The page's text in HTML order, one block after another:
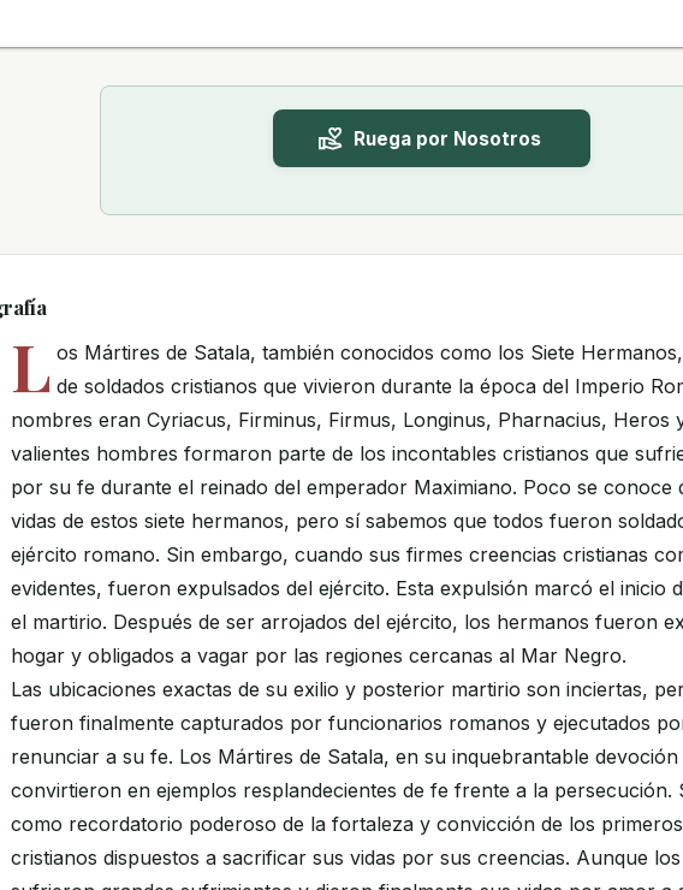
Ruega por Nosotros
L os Mártires de Satala, también conocidos como los Siete
de soldados cristianos que vivieron durante la época del Imperio
nombres eran Cyriacus, Firminus, Firmus, Longinus, Pharnacius, Heros
valientes hombres formaron parte de los incontables cristianos que
por su fe durante el reinado del emperador Maximiano. Poco se conoce
vidas de estos siete hermanos, pero sí sabemos que todos fueron
ejército romano. Sin embargo, cuando sus firmes creencias cristianas
evidentes, fueron expulsados del ejército. Esta expulsión marcó el inicio
el martirio. Después de ser arrojados del ejército, los hermanos fueron
hogar y obligados a vagar por las regiones cercanas al Mar Negro.
Las ubicaciones exactas de su exilio y posterior martirio son inciertas,
fueron finalmente capturados por funcionarios romanos y ejecutados
renunciar a su fe. Los Mártires de Satala, en su inquebrantable devoción
convirtieron en ejemplos resplandecientes de fe frente a la persecución.
como recordatorio poderoso de la fortaleza y convicción de los
cristianos dispuestos a sacrificar sus vidas por sus creencias. Aunque